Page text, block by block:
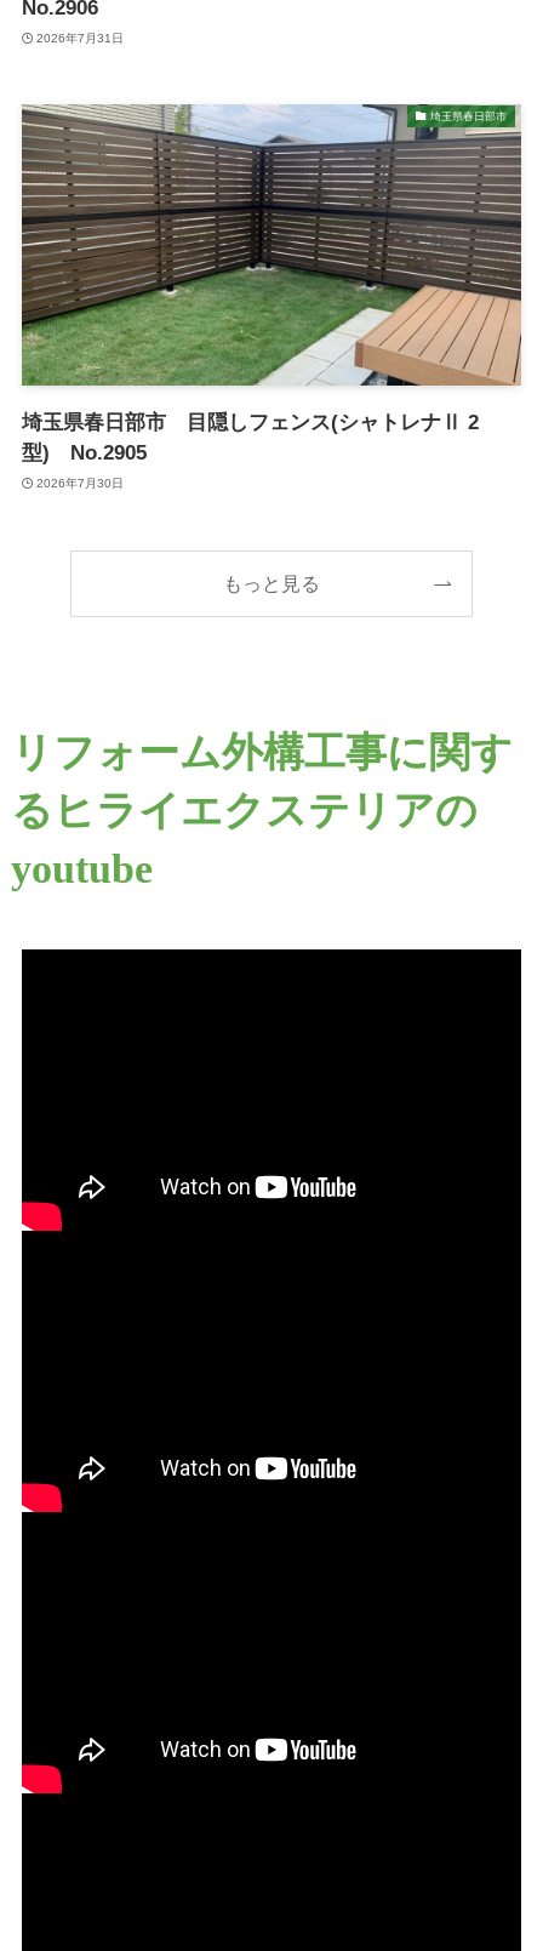
No.2906
2026年7月31日
埼玉県春日部市
埼玉県春日部市 目隠しフェンス(シャトレナⅡ 2
型) No.2905
2026年7月30日
もっと見る
リフォーム外構工事に関す
るヒライエクステリアの
youtube